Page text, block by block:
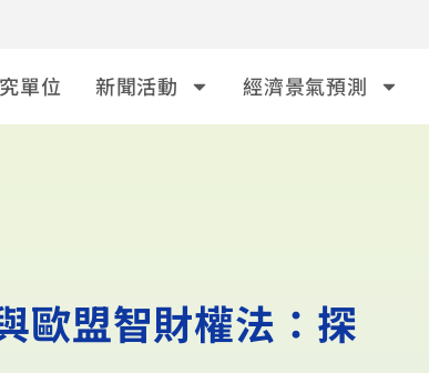
單位 新聞活動 經濟景氣預測
歐盟智財權法：探